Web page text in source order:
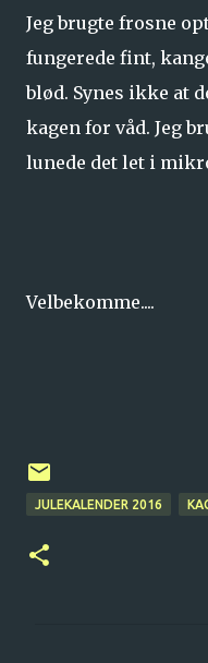
Jeg brugte frosne
fungerede fint,
blød. Synes ikke at
kagen for våd. Jeg
lunede det let i
Velbekomme....
JULEKALENDER 2016